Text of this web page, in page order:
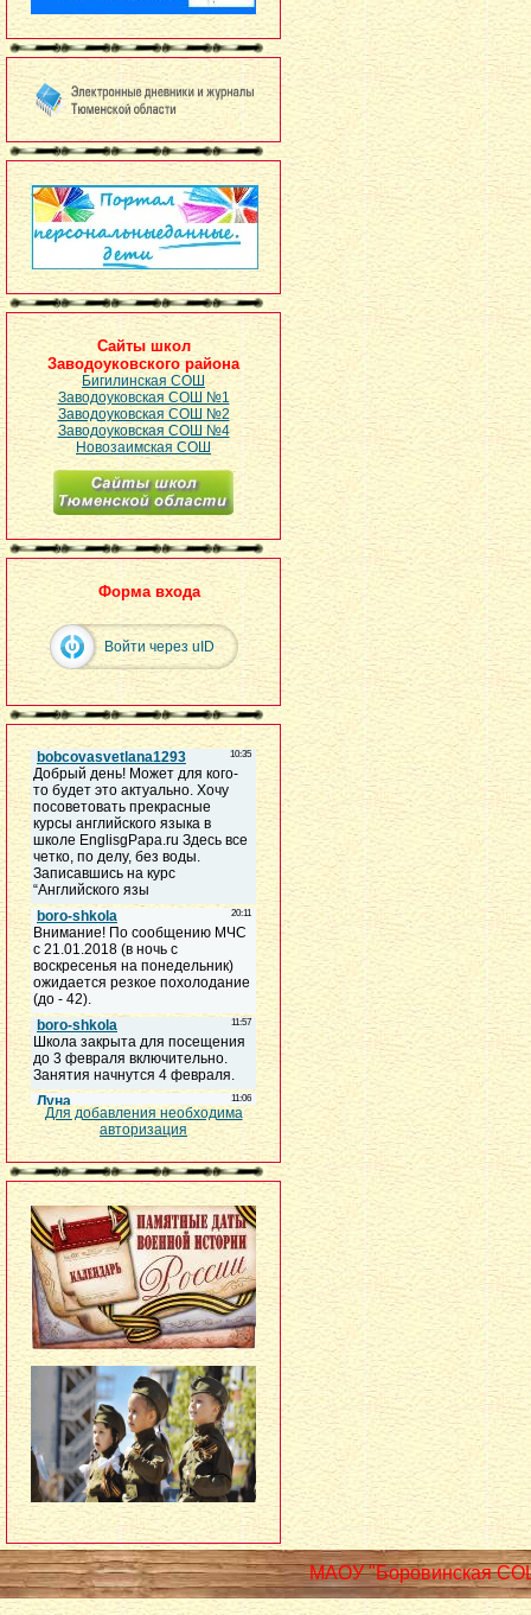
Сайты школ
Заводоуковского района
Бигилинская СОШ
Заводоуковская СОШ №1
Заводоуковская СОШ №2
Заводоуковская СОШ №4
Новозаимская СОШ
Форма входа
Войти через uID
Для добавления необходима
авторизация
МАОУ "Боровинская